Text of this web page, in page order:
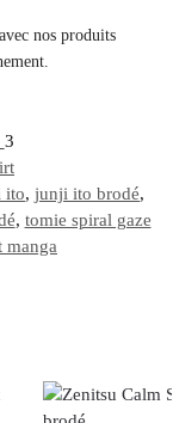
nos produits
ito, junji ito brodé,
, tomie spiral gaze
manga